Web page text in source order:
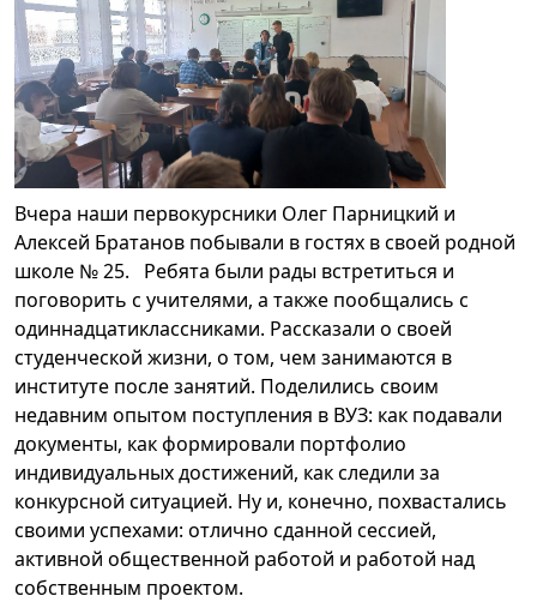
Вчера наши первокурсники Олег Парницкий и
Алексей Братанов побывали в гостях в своей родной
школе № 25. Ребята были рады встретиться и
поговорить с учителями, а также пообщались с
одиннадцатиклассниками. Рассказали о своей
студенческой жизни, о том, чем занимаются в
институте после занятий. Поделились своим
недавним опытом поступления в ВУЗ: как подавали
документы, как формировали портфолио
индивидуальных достижений, как следили за
конкурсной ситуацией. Ну и, конечно, похвастались
своими успехами: отлично сданной сессией,
активной общественной работой и работой над
собственным проектом.